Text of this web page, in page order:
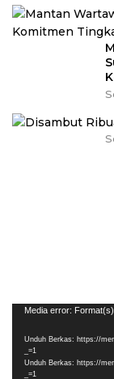
Pemutar
Media error:
Unduh Berkas: https://
_=1
Unduh Berkas: https://
_=1